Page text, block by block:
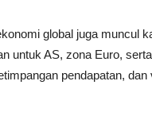
global juga muncul
untuk AS, zona Euro,
pendapatan,